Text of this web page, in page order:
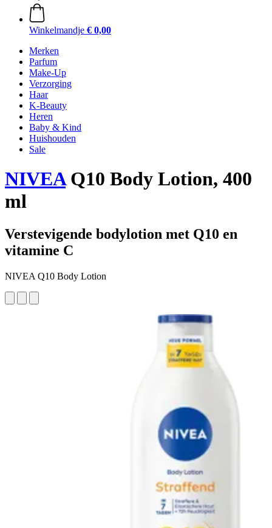
Winkelmandje € 0,00
Merken
Parfum
Make-Up
Verzorging
Haar
K-Beauty
Heren
Baby & Kind
Huishouden
Sale
NIVEAQ10 Body Lotion, 400
ml
Verstevigende bodylotion met Q10 en
vitamine C
NIVEA Q10 Body Lotion